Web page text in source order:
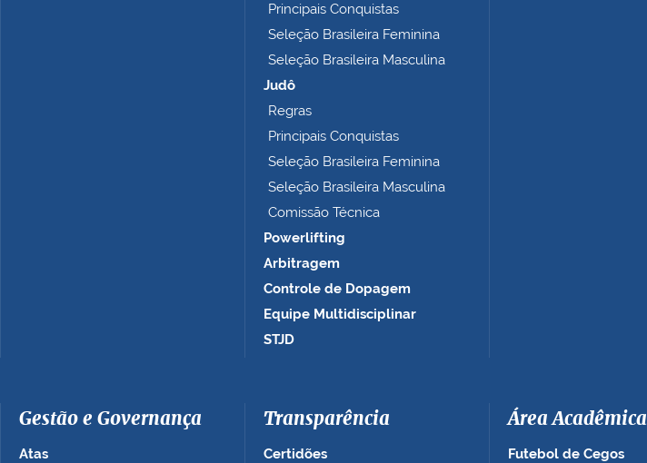
Principais Conquistas
Seleção Brasileira Feminina
Seleção Brasileira Masculina
Judô
Regras
Principais Conquistas
Seleção Brasileira Feminina
Seleção Brasileira Masculina
Comissão Técnica
Powerlifting
Arbitragem
Controle de Dopagem
Equipe Multidisciplinar
STJD
Gestão e Governança
Atas
Transparência
Certidões
Área Acadêmica
Futebol de Cegos